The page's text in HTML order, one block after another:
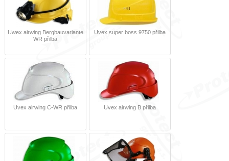
Uwex airwing Bergbauvariante
WR přilba
Uvex super boss 9750 přilba
Uvex airwing C-WR přilba Uvex airwing B přilba